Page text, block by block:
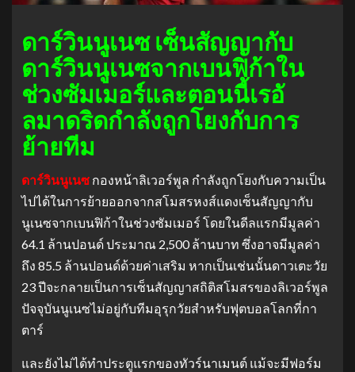
ดาร์วินนูเนซ เซ็นสัญญากับ
ดาร์วินนูเนซจากเบนฟิก้าใน
ช่วงซัมเมอร์และตอนนี้เรอั
ลมาดริดกําลังถูกโยงกับการ
ย้ายทีม
ดาร์วินนูเนซ กองหน้าลิเวอร์พูล กําลังถูกโยงกับความเป็น
ไปได้ในการย้ายออกจากสโมสรหงส์แดงเซ็นสัญญากับ
นูเนซจากเบนฟิก้าในช่วงซัมเมอร์ โดยในดีลแรกมีมูลค่า
64.1 ล้านปอนด์ ประมาณ 2,500 ล้านบาท ซึ่งอาจมีมูลค่า
ถึง 85.5 ล้านปอนด์ด้วยค่าเสริม หากเป็นเช่นนั้นดาวเตะวัย
23 ปีจะกลายเป็นการเซ็นสัญญาสถิติสโมสรของลิเวอร์พูล
ปัจจุบันนูเนซไม่อยู่กับทีมอุรุกวัยสําหรับฟุตบอลโลกที่กา
ตาร์
และยังไม่ได้ทําประตูแรกของทัวร์นาเมนต์ แม้จะมีฟอร์ม